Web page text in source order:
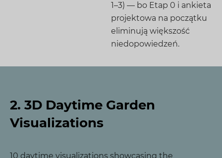
1–3) — bo Etap 0 i ankieta
projektowa na początku
eliminują większość
niedopowiedzeń.
2. 3D Daytime Garden
Visualizations
10 daytime visualizations showcasing the